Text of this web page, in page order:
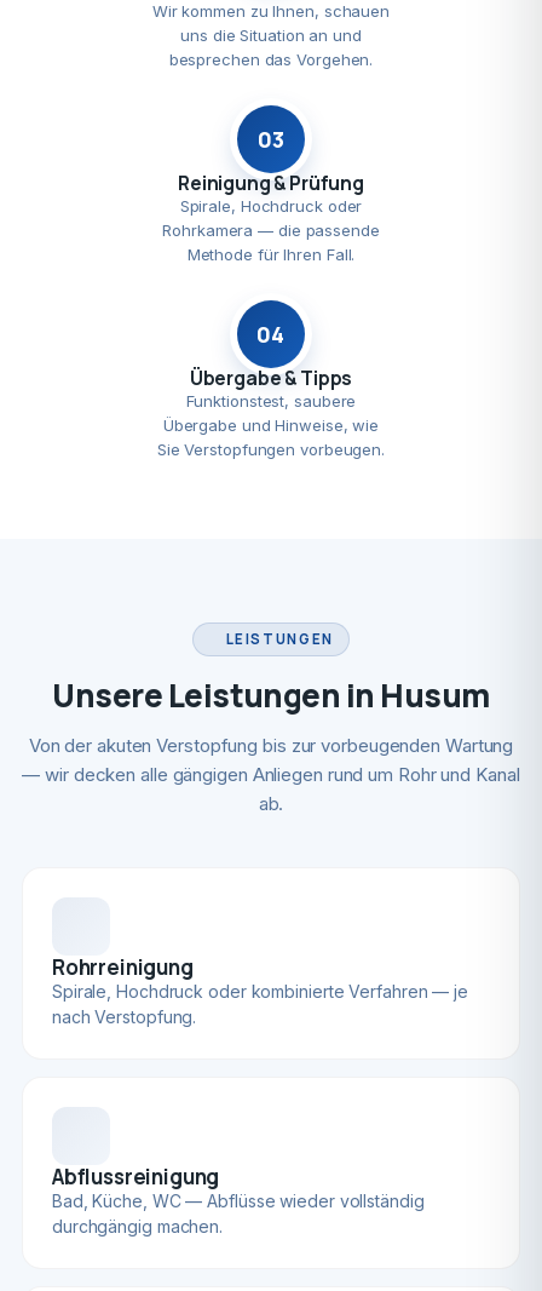
Wir kommen zu Ihnen, schauen
uns die Situation an und
besprechen das Vorgehen.
03
Reinigung & Prüfung
Spirale, Hochdruck oder
Rohrkamera — die passende
Methode für Ihren Fall.
04
Übergabe & Tipps
Funktionstest, saubere
Übergabe und Hinweise, wie
Sie Verstopfungen vorbeugen.
LEISTUNGEN
Unsere Leistungen in Husum
Von der akuten Verstopfung bis zur vorbeugenden Wartung
— wir decken alle gängigen Anliegen rund um Rohr und Kanal
ab.
Rohrreinigung
Spirale, Hochdruck oder kombinierte Verfahren — je
nach Verstopfung.
Abflussreinigung
Bad, Küche, WC — Abflüsse wieder vollständig
durchgängig machen.